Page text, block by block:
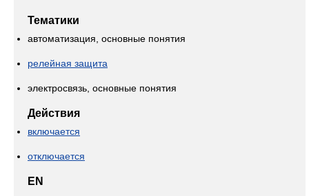
Тематики
автоматизация, основные понятия
релейная защита
электросвязь, основные понятия
Действия
включается
отключается
EN